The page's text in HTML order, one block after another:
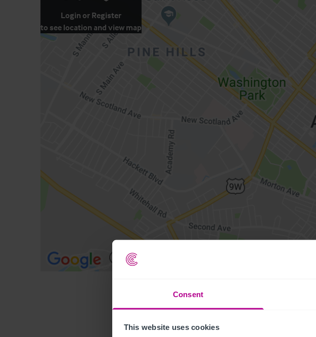
Consent
This website uses cookies
Login or Register
to see location and view map